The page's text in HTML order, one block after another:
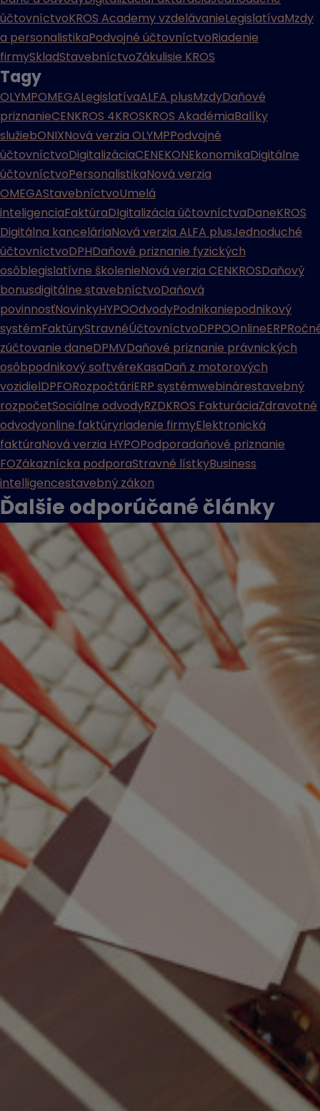
účtovníctvoKROS Academy vzdelávanieLegislatívaMzdy
a personalistikaPodvojné účtovníctvoRiadenie
firmySkladStavebníctvoZákulisie KROS
Tagy
OLYMPOMEGALegislatívaALFA plusMzdyDaňové
priznanieCENKROS 4KROSKROS AkadémiaBalíky
služiebONIXNová verzia OLYMPPodvojné
účtovníctvoDigitalizáciaCENEKONEkonomikaDigitálne
účtovníctvoPersonalistikaNová verzia
OMEGAStavebníctvoUmelá
inteligenciaFaktúraDIgitalizácia účtovníctvaDaneKROS
Digitálna kanceláriaNová verzia ALFA plusJednoduché
účtovníctvoDPHDaňové priznanie fyzických
osôblegislatívne školenieNová verzia CENKROSDaňový
bonusdigitálne stavebníctvoDaňová
povinnosťNovinkyHYPOOdvodyPodnikaniepodnikový
systémFaktúryStravnéÚčtovníctvoDPPOOnlineERP
zúčtovanie daneDPMVDaňové priznanie právnických
osôbpodnikový softvéreKasaDaň z motorových
vozidielDPFORozpočtáriERP systémwebinárestavebný
rozpočetSociálne odvodyRZDKROS FakturáciaZdravotné
odvodyonline faktúryriadenie firmyElektronická
faktúraNová verzia HYPOPodporadaňové priznanie
FOZákaznícka podporaStravné lístkyBusiness
intelligencestavebný zákon
Ďalšie odporúčané články